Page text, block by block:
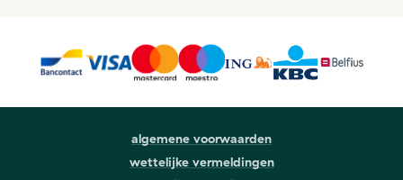
algemene voorwaarden
wettelijke vermeldingen